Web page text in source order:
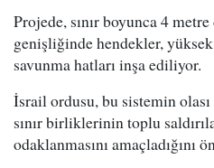
Projede, sınır boyunca 4
genişliğinde hendekler,
savunma hatları inşa ediliyor.
İsrail ordusu, bu sistemin olası
sınır birliklerinin toplu
odaklanmasını amaçladığını